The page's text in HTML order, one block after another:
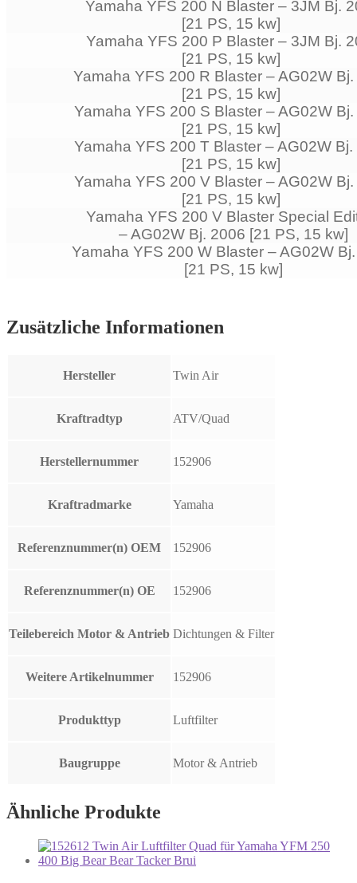
Yamaha YFS 200 N Blaster – 3JM Bj.
[21 PS, 15 kw]
Yamaha YFS 200 P Blaster – 3JM Bj.
[21 PS, 15 kw]
Yamaha YFS 200 R Blaster – AG02W
[21 PS, 15 kw]
Yamaha YFS 200 S Blaster – AG02W
[21 PS, 15 kw]
Yamaha YFS 200 T Blaster – AG02W
[21 PS, 15 kw]
Yamaha YFS 200 V Blaster – AG02W
[21 PS, 15 kw]
Yamaha YFS 200 V Blaster Special
– AG02W Bj. 2006 [21 PS, 15 kw]
Yamaha YFS 200 W Blaster – AG02W
[21 PS, 15 kw]
Zusätzliche Informationen
Hersteller Twin Air
Kraftradtyp ATV/Quad
Herstellernummer 152906
Kraftradmarke Yamaha
Referenznummer(n) OEM 152906
Referenznummer(n) OE 152906
Teilebereich Motor & Antrieb Dichtungen & Filter
Weitere Artikelnummer 152906
Produkttyp Luftfilter
Baugruppe Motor & Antrieb
Ähnliche Produkte